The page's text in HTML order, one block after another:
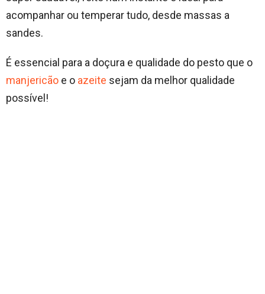
acompanhar ou temperar tudo, desde massas a
sandes.
É essencial para a doçura e qualidade do pesto que o
manjericão e o azeite sejam da melhor qualidade
possível!